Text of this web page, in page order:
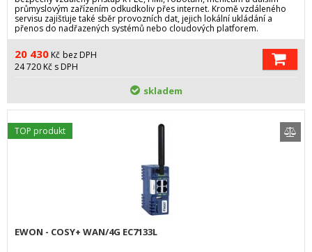
průmyslovým zařízením odkudkoliv přes internet. Kromě vzdáleného
servisu zajišťuje také sběr provozních dat, jejich lokální ukládání a
přenos do nadřazených systémů nebo cloudových platforem.
Prostřednictvím cloudové služby Talk2M automaticky vytváří šifrované
programování i nepřetržitý monitoring strojů bez nutnosti výjezdu
servisního technika.
20 430 Kč bez DPH
24 720 Kč s DPH
skladem
EWON - COSY+ WAN/4G EC7133L
TOP produkt